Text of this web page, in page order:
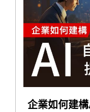
企業如何建